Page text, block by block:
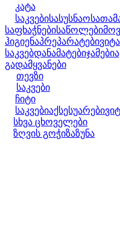
კატა
საკვებისასუსნაო
საფხაჭნებისაწოლები
ჰიგიენაპრეპარატები
საკვებდანამატებიჯამები
გადამყვანები
თევზი
საკვები
ჩიტი
საკვებიაქსესუარები
სხვა ცხოველები
ზღვის გოჭიზაზუნა